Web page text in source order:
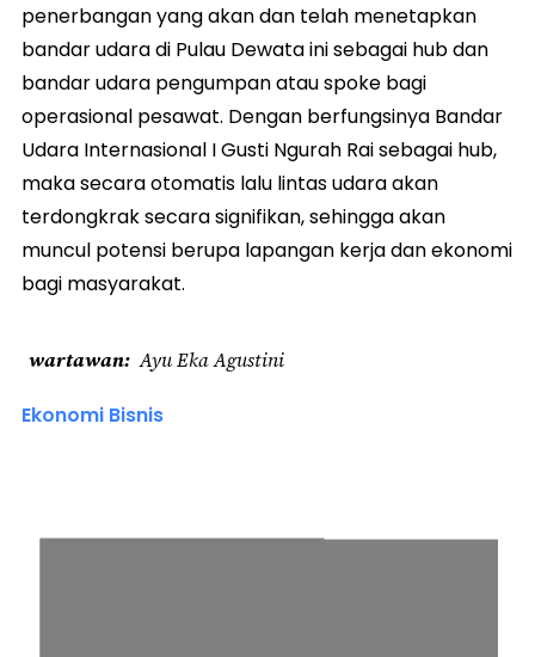
penerbangan yang akan dan telah menetapkan
bandar udara di Pulau Dewata ini sebagai hub dan
bandar udara pengumpan atau spoke bagi
operasional pesawat. Dengan berfungsinya Bandar
Udara Internasional I Gusti Ngurah Rai sebagai hub,
maka secara otomatis lalu lintas udara akan
terdongkrak secara signifikan, sehingga akan
muncul potensi berupa lapangan kerja dan ekonomi
bagi masyarakat.
wartawan Ayu Eka Agustini
Ekonomi Bisnis